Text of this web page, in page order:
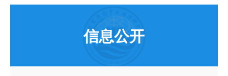
信息公开